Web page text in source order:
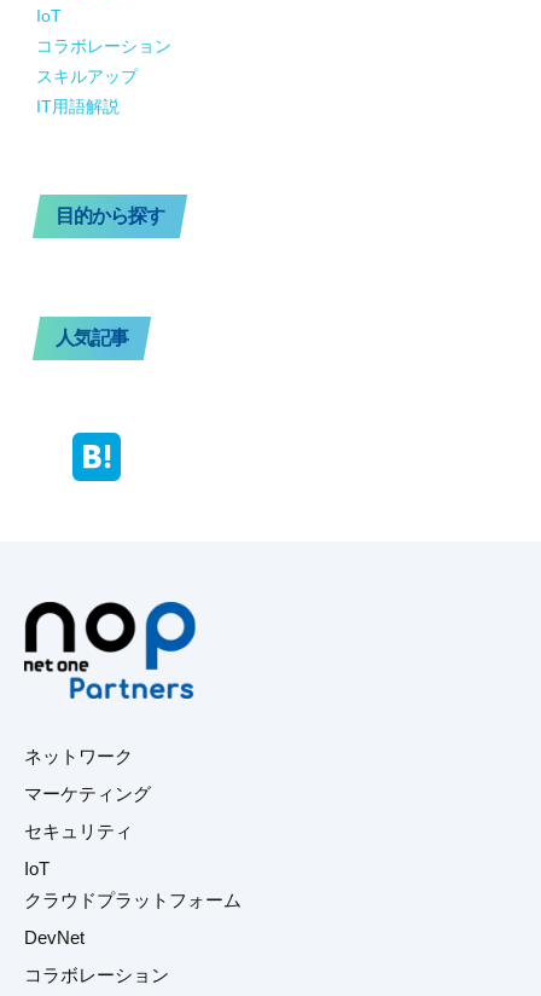
IoT
コラボレーション
スキルアップ
IT用語解説
目的から探す
人気記事
ネットワーク
マーケティング
セキュリティ
IoT
クラウドプラットフォーム
DevNet
コラボレーション